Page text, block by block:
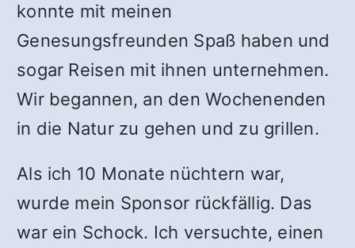
konnte mit meinen
Genesungsfreunden Spaß haben und
sogar Reisen mit ihnen unternehmen.
Wir begannen, an den Wochenenden
in die Natur zu gehen und zu grillen.
Als ich 10 Monate nüchtern war,
wurde mein Sponsor rückfällig. Das
war ein Schock. Ich versuchte, einen